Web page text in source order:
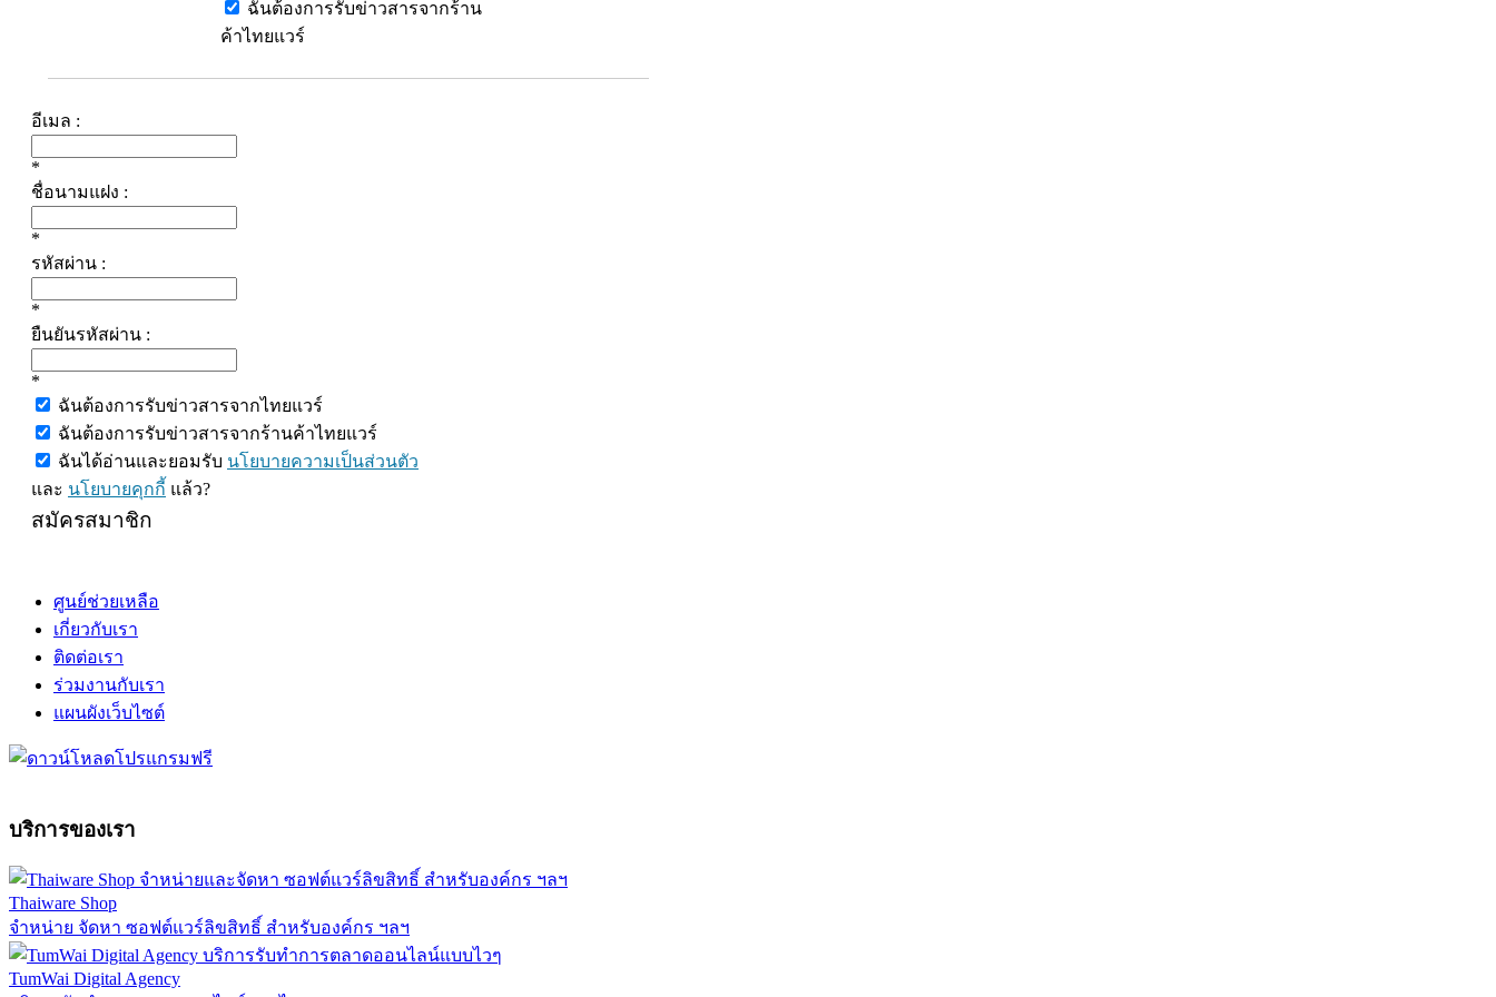
ฉันต้องการรับข่าวสารจากร้าน
ค้าไทยแวร์
อีเมล :
*
ชื่อนามแฝง :
*
รหัสผ่าน :
*
ยืนยันรหัสผ่าน :
*
ฉันต้องการรับข่าวสารจากไทยแวร์
ฉันต้องการรับข่าวสารจากร้านค้าไทยแวร์
ฉันได้อ่านและยอมรับ นโยบายความเป็นส่วนตัว
และ นโยบายคุกกี้ แล้ว?
สมัครสมาชิก
ศูนย์ช่วยเหลือ
เกี่ยวกับเรา
ติดต่อเรา
ร่วมงานกับเรา
แผนผังเว็บไซต์
บริการของเรา
Thaiware Shop
จำหน่าย จัดหา ซอฟต์แวร์ลิขสิทธิ์ สำหรับองค์กร ฯลฯ
TumWai Digital Agency